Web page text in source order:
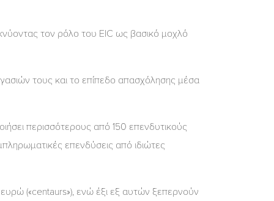
τον ρόλο του EIC ως βασικό μοχλό
τους και το επίπεδο απασχόλησης μέσα
περισσότερους από 150 επενδυτικούς
επενδύσεις από ιδιώτες
(«centaurs»), ενώ έξι εξ αυτών ξεπερνούν